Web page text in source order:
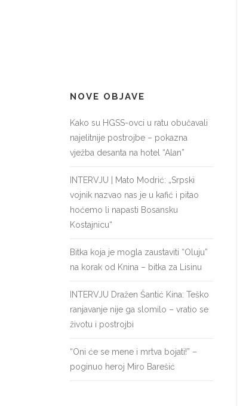
NOVE OBJAVE
Kako su HGSS-ovci u ratu obučavali
najelitnije postrojbe – pokazna
vježba desanta na hotel “Alan”
INTERVJU | Mato Modrić: „Srpski
vojnik nazvao nas je u kafić i pitao
hoćemo li napasti Bosansku
Kostajnicu“
Bitka koja je mogla zaustaviti “Oluju”
na korak od Knina – bitka za Lisinu
INTERVJU Dražen Šantić Kina: Teško
ranjavanje nije ga slomilo – vratio se
životu i postrojbi
“Oni će se mene i mrtva bojati!” –
poginuo heroj Miro Barešić